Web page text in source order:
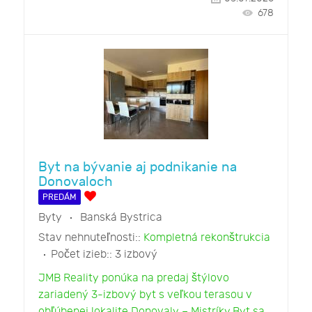
678
Byt na bývanie aj podnikanie na
Donovaloch
PREDÁM
Byty
Banská Bystrica
Stav nehnuteľnosti:: Kompletná rekonštrukcia
Počet izieb:: 3 izbový
JMB Reality ponúka na predaj štýlovo
zariadený 3-izbový byt s veľkou terasou v